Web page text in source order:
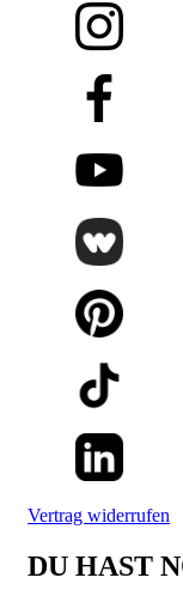
Vertrag widerrufen
DU HAST